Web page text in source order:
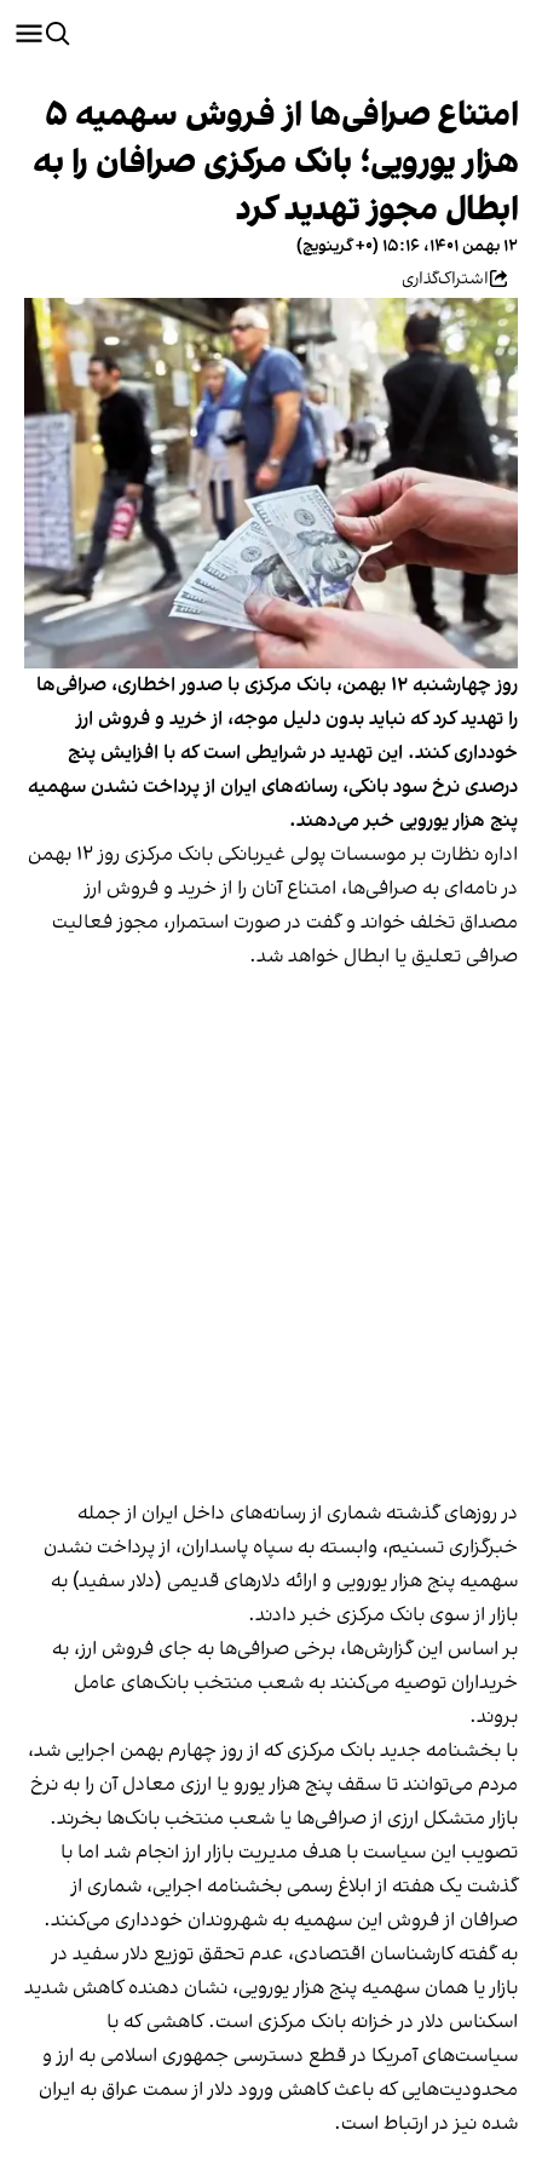
امتناع صرافی‌ها از فروش سهمیه ۵
هزار یورویی؛ بانک مرکزی صرافان را به
ابطال مجوز تهدید کرد
۱۲ بهمن ۱۴۰۱، ۱۵:۱۶ (‎+۰ گرینویچ)
اشتراک‌گذاری
روز چهارشنبه ۱۲ بهمن، بانک مرکزی با صدور اخطاری، صرافی‌ها
را تهدید کرد که نباید بدون دلیل موجه، از خرید و فروش ارز
خودداری کنند. این تهدید در شرایطی است که با افزایش پنج
درصدی نرخ سود بانکی، رسانه‌های ایران از پرداخت نشدن سهمیه
پنج هزار یورویی خبر می‌دهند.
اداره نظارت بر موسسات پولی غیر‌بانکی بانک مرکزی روز ۱۲ بهمن
در نامه‌ای به صرافی‌ها، امتناع آنان را از خرید و فروش ارز
مصداق تخلف خواند و گفت در صورت استمرار، مجوز فعالیت
صرافی تعلیق یا ابطال خواهد شد.
در روزهای گذشته شماری از رسانه‌های داخل ایران از جمله
خبرگزاری تسنیم، وابسته به سپاه پاسداران، از پرداخت نشدن
سهمیه پنج هزار یورویی و ارائه دلارهای قدیمی (دلار سفید) به
بازار از سوی بانک مرکزی خبر دادند.
بر اساس این گزارش‌ها، برخی صرافی‌ها به‌ جای فروش ارز، به
خریداران توصیه می‌کنند به شعب منتخب بانک‌های عامل
بروند.
با بخشنامه جدید بانک مرکزی که از روز چهارم بهمن اجرایی شد،
مردم می‌توانند تا سقف پنج هزار یورو یا ارزی معادل آن را به نرخ
بازار متشکل ارزی از صرافی‌ها یا شعب منتخب بانک‌ها بخرند.
تصویب این سیاست با هدف مدیریت بازار ارز انجام شد اما با
گذشت یک هفته از ابلاغ رسمی بخشنامه اجرایی، شماری از
صرافان از فروش این سهمیه به شهروندان خودداری می‌کنند.
به گفته کارشناسان اقتصادی، عدم تحقق توزیع دلار سفید در
بازار یا همان سهمیه پنج هزار یورویی، نشان دهنده کاهش شدید
اسکناس دلار در خزانه بانک مرکزی است. کاهشی که با
سیاست‌های آمریکا در قطع دسترسی جمهوری اسلامی به ارز و
محدودیت‌هایی که باعث کاهش ورود دلار از سمت عراق به ایران
شده نیز در ارتباط است.